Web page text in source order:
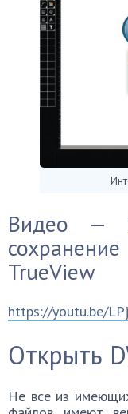
Видео —
TrueView
https://youtu.be/
Открыть
Не все из